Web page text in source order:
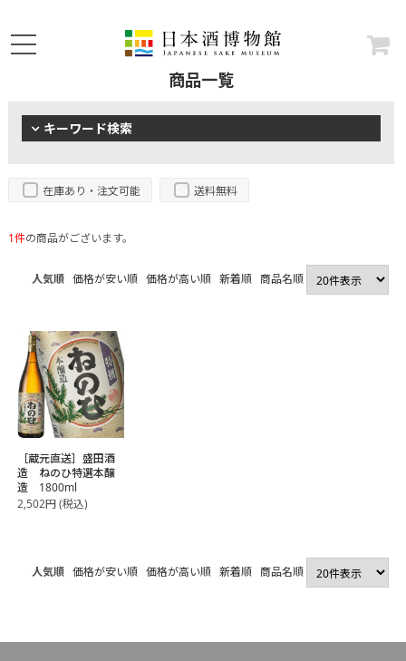
商品一覧
キーワード検索
在庫あり・注文可能 送料無料
1件の商品がございます。
人気順 価格が安い順 価格が高い順 新着順 商品名順
［蔵元直送］盛田酒
造 ねのひ特選本醸
造 1800ml
2,502円(税込)
人気順 価格が安い順 価格が高い順 新着順 商品名順